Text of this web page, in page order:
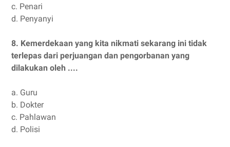
c. Penari
d. Penyanyi
8. Kemerdekaan yang kita nikmati sekarang ini tidak
terlepas dari perjuangan dan pengorbanan yang
dilakukan oleh ....
a. Guru
b. Dokter
c. Pahlawan
d. Polisi